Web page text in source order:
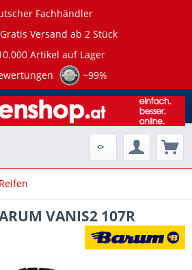
Fachhändler
Gratis Versand ab 2 Stück
Artikel auf Lager
~99%
VANIS2 107R